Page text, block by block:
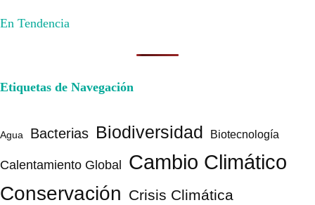
En Tendencia
Etiquetas de Navegación
Agua Bacterias Biodiversidad Biotecnología
Calentamiento Global Cambio Climático
Conservación Crisis Climática